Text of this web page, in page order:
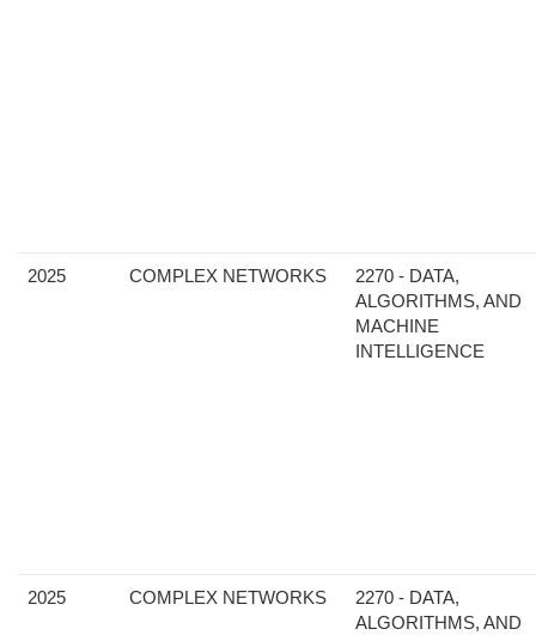
2025 COMPLEX NETWORKS
2270 - DATA,
ALGORITHMS, AND
MACHINE
INTELLIGENCE
2025 COMPLEX NETWORKS
2270 - DATA,
ALGORITHMS, AND